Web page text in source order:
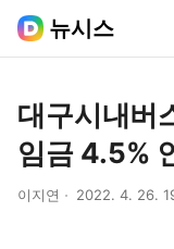
뉴시스
대구시내버
임금 4.5%
이지연 2022. 4. 26.